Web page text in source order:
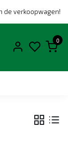
de verkoopwagen!
0